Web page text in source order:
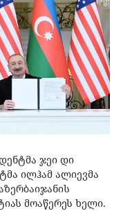
ჯეი დი
ილჰამ ალიევმა
მოაწერეს ხელი.